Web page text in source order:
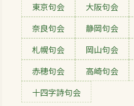
東京句会 大阪句会
奈良句会
静岡句会
札幌句会
岡山句会
赤穂句会
高崎句会
十四字詩句会